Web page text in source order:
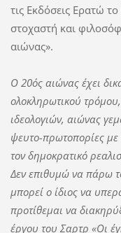
τις Εκδόσεις Ερατώ
στοχαστή και
αιώνας».
Ο 20ός αιώνας έχει
ολοκληρωτικού
ιδεολογιών, αιώνας
ψευτο-πρωτοπορίες
τον δημοκρατικό
Δεν επιθυμώ να πάρω
μπορεί ο ίδιος να
προτίθεμαι να
έργου του Σαρτρ «Οι